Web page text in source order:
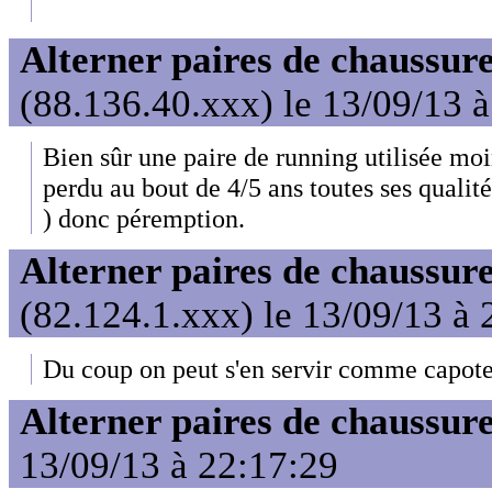
Alterner paires de
(88.136.40.xxx) le 13/09/13
Bien sûr une paire de running utilisée
perdu au bout de 4/5 ans toutes ses
) donc péremption.
Alterner paires de
(82.124.1.xxx) le 13/09/13 à
Du coup on peut s'en servir comme
Alterner paires de
13/09/13 à 22:17:29